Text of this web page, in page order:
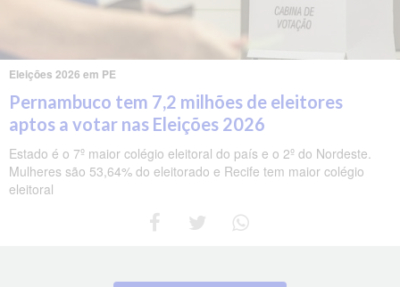
Eleições 2026 em PE
Pernambuco tem 7,2 milhões de eleitores
aptos a votar nas Eleições 2026
Estado é o 7º maior colégio eleitoral do país e o 2º do Nordeste.
Mulheres são 53,64% do eleitorado e Recife tem maior colégio
eleitoral